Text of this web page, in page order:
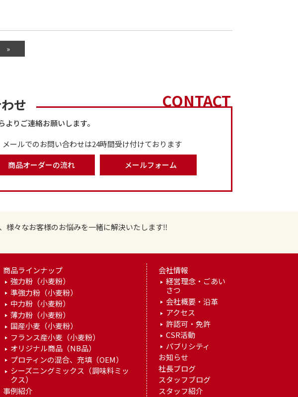
»
CONTACT
せ
りご連絡お願いします。
メールでのお問い合わせは24時間受け付けております
商品オーダーの流れ
メールフォーム
様々なお客様のお悩みを一緒に解決いたします‼
商品ラインナップ
強力粉（小麦粉）
準強力粉（小麦粉）
中力粉（小麦粉）
薄力粉（小麦粉）
国産小麦（小麦粉）
フランス産小麦（小麦粉）
オリジナル商品（NB品）
プロティンの混合、充填（OEM）
シーズニングミックス（調味料ミッ
クス）
事例紹介
会社情報
経営理念・ごあい
さつ
会社概要・沿革
アクセス
許認可・免許
CSR活動
パブリシティ
お知らせ
社長ブログ
スタッフブログ
スタッフ紹介